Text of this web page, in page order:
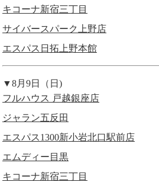
キコーナ新宿三丁目
サイバースパーク上野店
エスパス日拓上野本館
▼8月9日（日)
フルハウス 戸越銀座店
ジャラン五反田
エスパス1300新小岩北口駅前店
エムディー目黒
キコーナ新宿三丁目